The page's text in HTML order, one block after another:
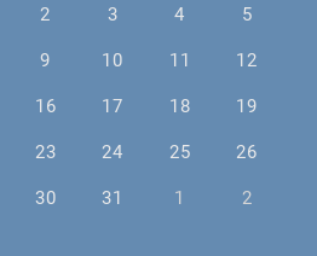
2 3 4
5
9 10 11
12
16 17 18
19
23 24 25
26
30 31 1 2